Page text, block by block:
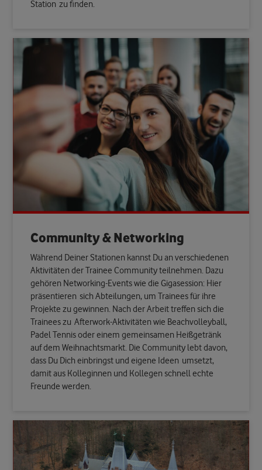
Station zu finden.
Community & Networking
Während Deiner Stationen kannst Du an verschiedenen
Aktivitäten der Trainee Community teilnehmen. Dazu
gehören Networking-Events wie die Gigasession: Hier
präsentieren sich Abteilungen, um Trainees für ihre
Projekte zu gewinnen. Nach der Arbeit treffen sich die
Trainees zuAfterwork-Aktivitäten wie Beachvolleyball,
Padel Tennis oder einem gemeinsamen Heißgetränk
auf dem Weihnachtsmarkt. Die Community lebt davon,
dass Du Dich einbringst und eigene Ideen umsetzt,
damit aus Kolleginnen und Kollegen schnell echte
Freunde werden.